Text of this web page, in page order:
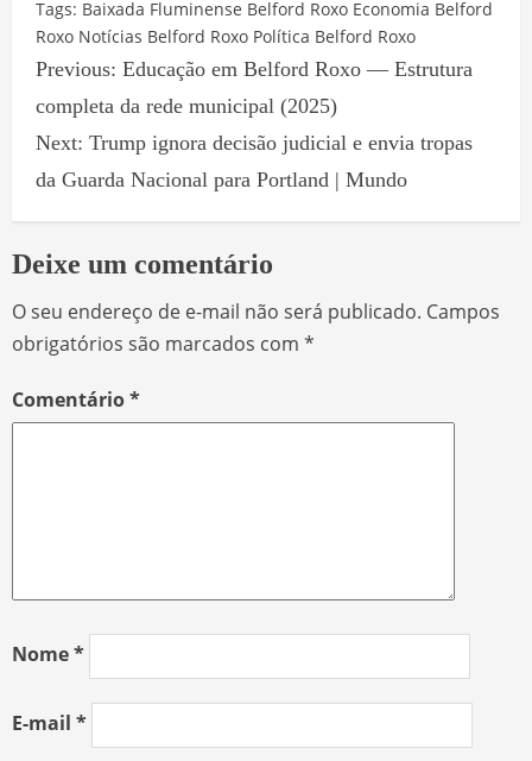
Facebook
WhatsApp
X Telegram
Share
Tags: Baixada Fluminense Belford Roxo Economia Belford
Roxo Notícias Belford Roxo Política Belford Roxo
Previous: Educação em Belford Roxo — Estrutura
completa da rede municipal (2025)
Next: Trump ignora decisão judicial e envia tropas
da Guarda Nacional para Portland | Mundo
Deixe um comentário
O seu endereço de e-mail não será publicado. Campos
obrigatórios são marcados com *
Comentário*
Nome*
E-mail *